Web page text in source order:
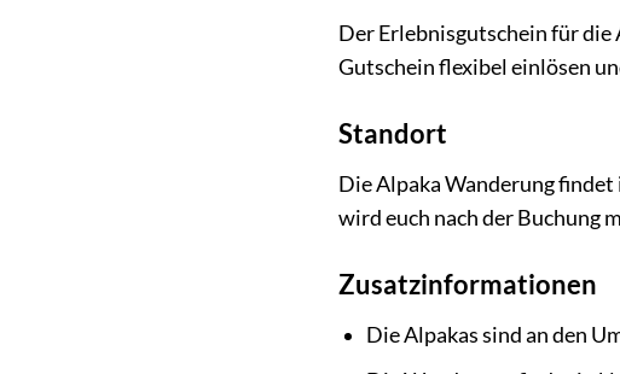
Der Erlebnisgutschein für die
Gutschein flexibel einlösen
Standort
Die Alpaka Wanderung
wird euch nach der Buchung
Zusatzinformationen
Die Alpakas sind an den